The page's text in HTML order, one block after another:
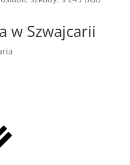
w Szwajcarii